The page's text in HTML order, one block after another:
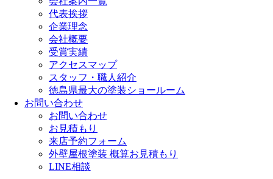
代表挨拶
企業理念
会社概要
受賞実績
アクセスマップ
スタッフ・職人紹介
徳島県最大の塗装ショールーム
お問い合わせ
お問い合わせ
お見積もり
来店予約フォーム
外壁屋根塗装 概算お見積もり
LINE相談